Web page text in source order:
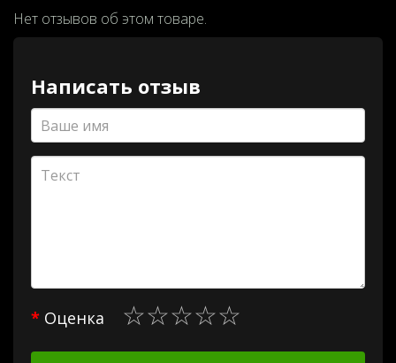
Нет отзывов об этом товаре.
Написать отзыв
Оценка